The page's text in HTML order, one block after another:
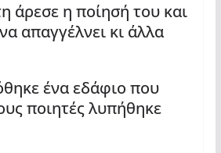
άρεσε η ποίησή του και
απαγγέλνει κι άλλα
ένα εδάφιο που
ποιητές λυπήθηκε